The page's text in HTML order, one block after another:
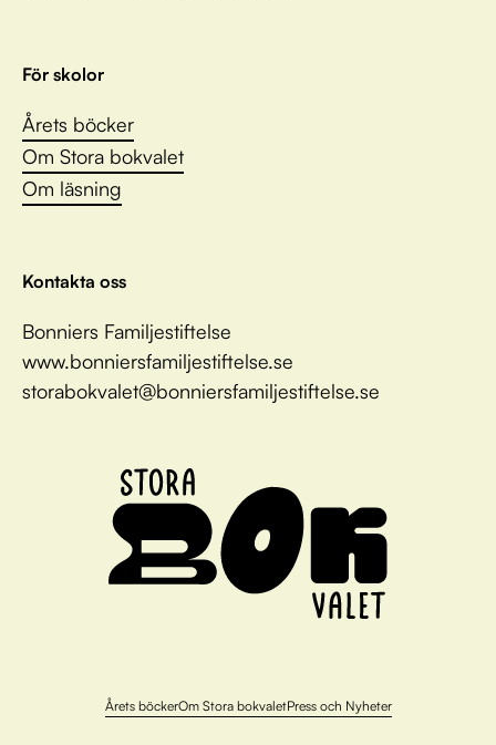
För skolor
Årets böcker
Om Stora bokvalet
Om läsning
Kontakta oss
Bonniers Familjestiftelse
www.bonniersfamiljestiftelse.se
storabokvalet@bonniersfamiljestiftelse.se
Årets böckerOm Stora bokvaletPress och Nyheter